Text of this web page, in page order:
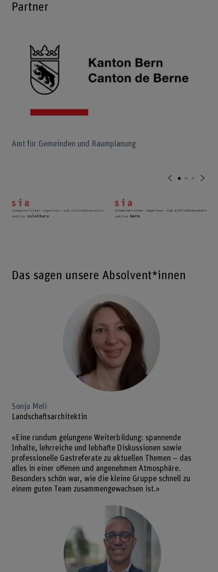
Partner
Amt für Gemeinden und Raumplanung
Das sagen unsere Absolvent*innen
Sonja Meli
Landschaftsarchitektin
«Eine rundum gelungene Weiterbildung: spannende
Inhalte, lehrreiche und lebhafte Diskussionen sowie
professionelle Gastreferate zu aktuellen Themen – das
alles in einer offenen und angenehmen Atmosphäre.
Besonders schön war, wie die kleine Gruppe schnell zu
einem guten Team zusammengewachsen ist.»